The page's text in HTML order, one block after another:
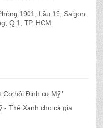
1901, Lầu 19, Saigon
Q.1, TP. HCM
Cơ hội Định cư Mỹ''
- Thẻ Xanh cho cả gia